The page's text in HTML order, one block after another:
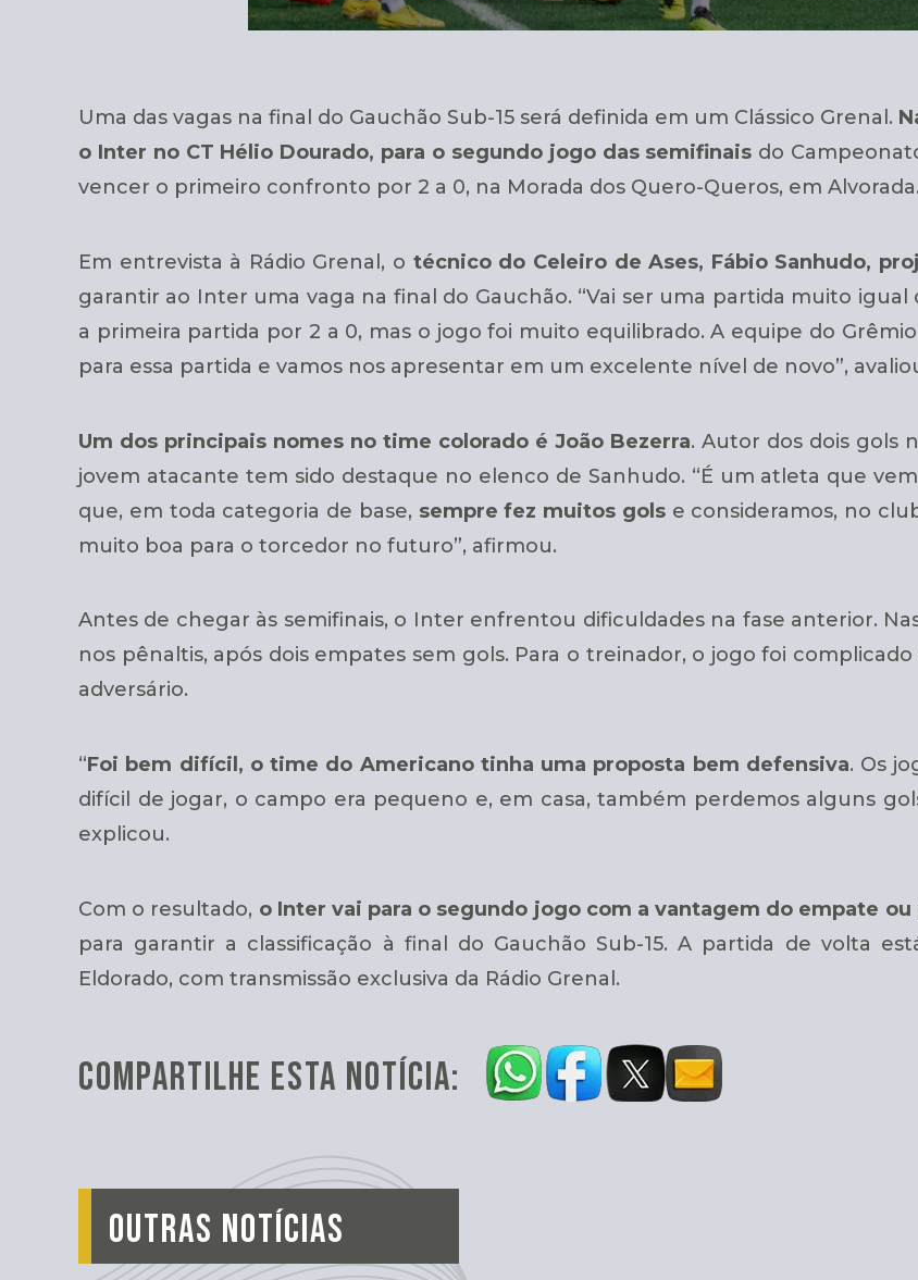
Uma das vagas na final do Gauchão Sub-15 será definida em um Clássico Grenal.
o Inter no CT Hélio Dourado, para o segundo jogo das semifinais do
vencer o primeiro confronto por 2 a 0, na Morada dos Quero-Queros, em Alvorada.
Em entrevista à Rádio Grenal, o técnico do Celeiro de Ases, Fábio Sanhudo,
garantir ao Inter uma vaga na final do Gauchão. “Vai ser uma partida muito
a primeira partida por 2 a 0, mas o jogo foi muito equilibrado. A equipe do
para essa partida e vamos nos apresentar em um excelente nível de novo”,
Um dos principais nomes no time colorado é João Bezerra. Autor dos dois gols
jovem atacante tem sido destaque no elenco de Sanhudo. “É um atleta que
que, em toda categoria de base, sempre fez muitos golse consideramos, no
muito boa para o torcedor no futuro”, afirmou.
Antes de chegar às semifinais, o Inter enfrentou dificuldades na fase anterior.
nos pênaltis, após dois empates sem gols. Para o treinador, o jogo foi
adversário.
“Foi bem difícil, o time do Americano tinha uma proposta bem defensiva. Os
difícil de jogar, o campo era pequeno e, em casa, também perdemos alguns
explicou.
Com o resultado, o Inter vai para o segundo jogo com a vantagem do empate
para garantir a classificação à final do Gauchão Sub-15. A partida de volta
Eldorado, com transmissão exclusiva da Rádio Grenal.
COMPARTILHE ESTA NOTÍCIA:
OUTRAS NOTÍCIAS